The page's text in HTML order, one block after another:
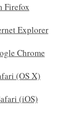
Firefox
Explorer
Chrome
(OS X)
(iOS)